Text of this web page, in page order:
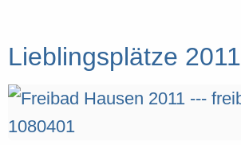
Lieblingsplätze 2011